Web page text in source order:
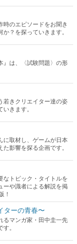
』は、〈試験問題〉の形
若きクリエイター達の姿
きます。
に取材し、ゲームが日本
影響を探る企画です。
なトピック・タイトルを
や識者による解説を掲
ーの青春〜
るマンガ家・田中圭一先
。
力を画面や操作の具体的
な評論連載です。